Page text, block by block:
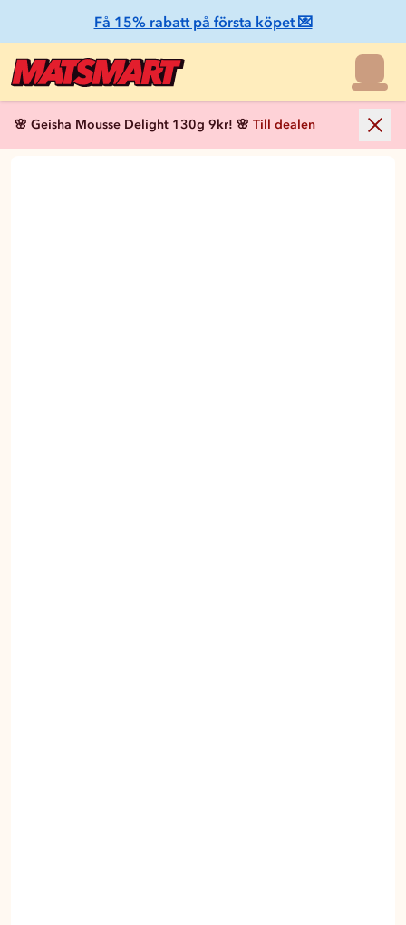
Få 15% rabatt på första köpet 💌
🌸 Geisha Mousse Delight 130g 9kr! 🌸 Till dealen